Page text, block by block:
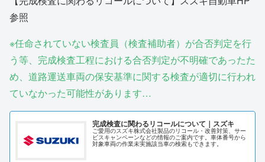
参照
※任命されていない検査員（検査補助者）が合否判定を行
う等、完成検査工程における合否判定が不明確であったた
め、道路運送車両の保安基準に関する検査が適切に行われ
ていなかった可能性があります…
完成検査に関わるリコールについて｜スズキ
ご愛用のスズキ株式会社製品のリコール・改善対策、サー
ビスキャンペーンなどの情報のご案内です。車体番号から
対象車両の作業未実施該当車の検索もできます。